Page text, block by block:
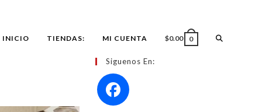
INICIO TIENDAS: MI CUENTA $0.00 0 ALTERNAR
Siguenos En: